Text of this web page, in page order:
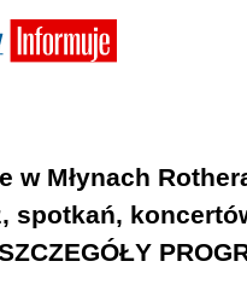
w Młynach
spotkań,